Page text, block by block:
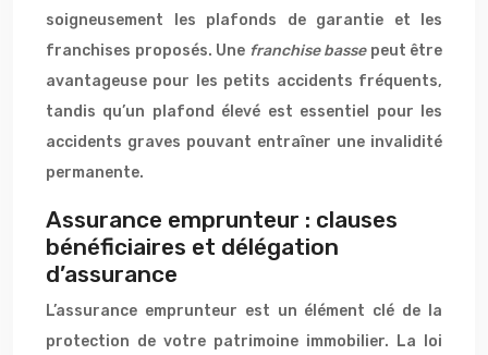
soigneusement les plafonds de garantie et les
franchises proposés. Une franchise basse peut être
avantageuse pour les petits accidents fréquents,
tandis qu’un plafond élevé est essentiel pour les
accidents graves pouvant entraîner une invalidité
permanente.
Assurance emprunteur : clauses
bénéficiaires et délégation
d’assurance
L’assurance emprunteur est un élément clé de la
protection de votre patrimoine immobilier. La loi